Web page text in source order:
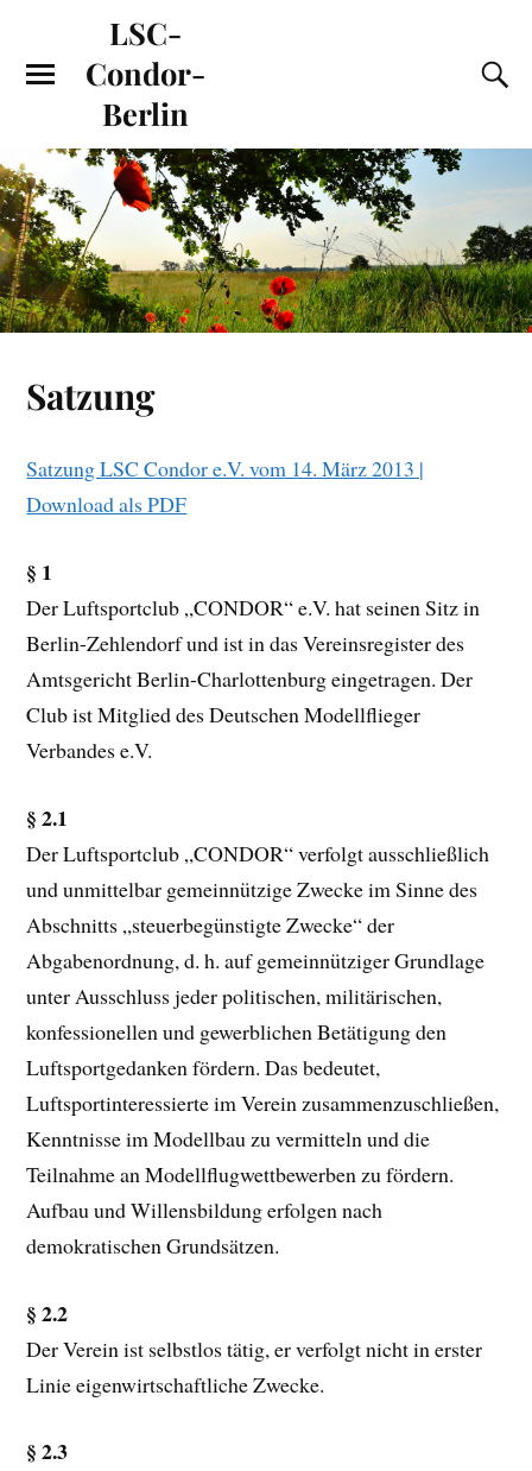
LSC-
Condor-
Berlin
Satzung
Satzung LSC Condor e.V. vom 14. März 2013 |
Download als PDF
§ 1
Der Luftsportclub „CONDOR“ e.V. hat seinen Sitz in
Berlin-Zehlendorf und ist in das Vereinsregister des
Amtsgericht Berlin-Charlottenburg eingetragen. Der
Club ist Mitglied des Deutschen Modellflieger
Verbandes e.V.
§ 2.1
Der Luftsportclub „CONDOR“ verfolgt ausschließlich
und unmittelbar gemeinnützige Zwecke im Sinne des
Abschnitts „steuerbegünstigte Zwecke“ der
Abgabenordnung, d. h. auf gemeinnütziger Grundlage
unter Ausschluss jeder politischen, militärischen,
konfessionellen und gewerblichen Betätigung den
Luftsportgedanken fördern. Das bedeutet,
Luftsportinteressierte im Verein zusammenzuschließen,
Kenntnisse im Modellbau zu vermitteln und die
Teilnahme an Modellflugwettbewerben zu fördern.
Aufbau und Willensbildung erfolgen nach
demokratischen Grundsätzen.
§ 2.2
Der Verein ist selbstlos tätig, er verfolgt nicht in erster
Linie eigenwirtschaftliche Zwecke.
§ 2.3